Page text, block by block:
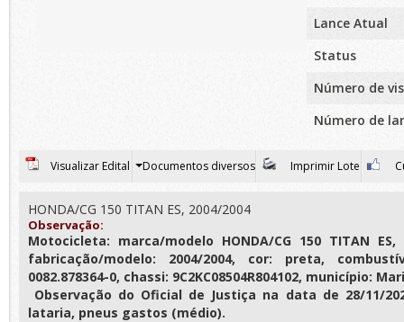
Lance Atual
Status
Número de
Número de
Visualizar Edital Documentos diversos Imprimir Lote
HONDA/CG 150 TITAN ES, 2004/2004
Observação:
Motocicleta: marca/modelo HONDA/CG 150 TITAN
fabricação/modelo: 2004/2004, cor: preta,
0082.878364-0, chassi: 9C2KC08504R804102, município:
Observação do Oficial de Justiça na data de 28/11/
lataria, pneus gastos (médio).